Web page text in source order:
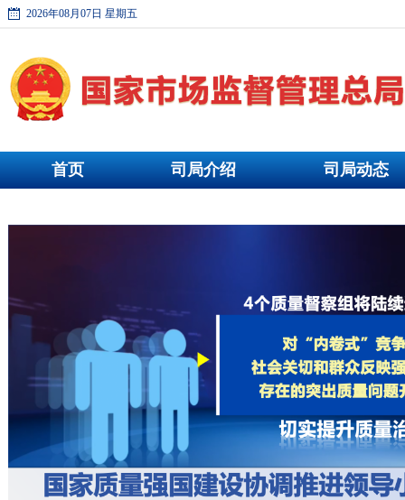
2026年08月07日 星期五
首页 司局介绍 司局动态